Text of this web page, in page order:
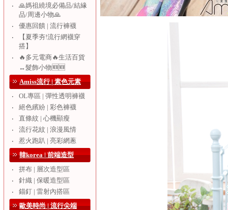
‧
🙏媽祖繞境必備品/結緣
品/周邊小物🙏
‧
優惠回饋 | 流行褲襪
‧
【夏季夯!流行網襪穿
搭】
‧
🔥多元電商🔥生活百貨
↔️髮飾小物🆕🆕
Amiss流行 | 素色元素
‧
OL專區 | 彈性透明褲襪
‧
絕色繽紛 | 彩色褲襪
‧
直條紋 | 心機顯瘦
‧
流行花紋 | 浪漫風情
‧
惹火跑趴 | 亮彩網蔥
韓korea | 前端造型
‧
拼布 | 層次造型區
‧
針織 | 保暖造型區
‧
錨釘 | 雷射內搭區
歐美時尚 | 流行尖端